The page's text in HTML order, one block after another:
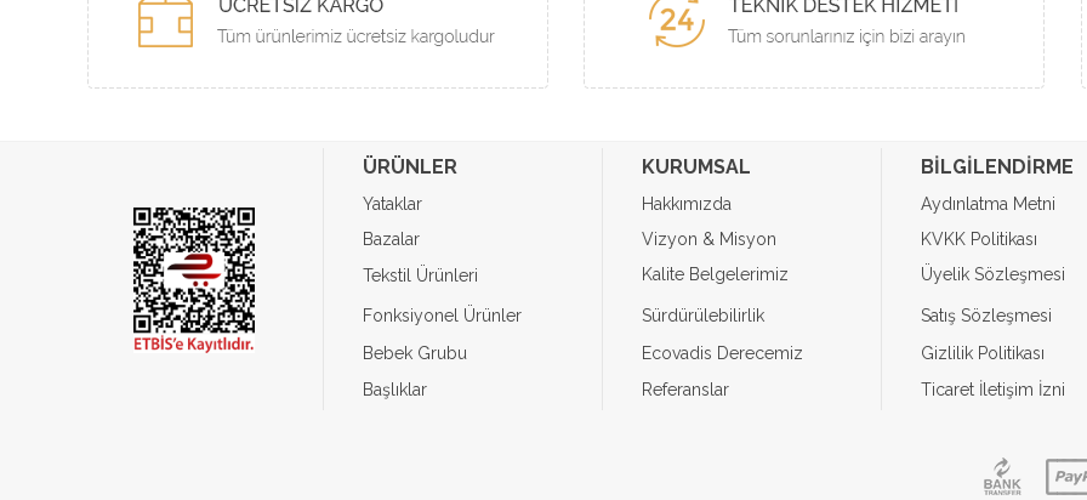
ÜRÜNLER KURUMSAL BİLGİLENDİRME
Yataklar Hakkımızda
Aydınlatma Metni
Bazalar
Vizyon & Misyon
KVKK Politikası
Tekstil Ürünleri
Kalite Belgelerimiz Üyelik Sözleşmesi
Fonksiyonel Ürünler Sürdürülebilirlik
Satış Sözleşmesi
Bebek Grubu
Ecovadis Derecemiz
Gizlilik Politikası
Başlıklar
Referanslar Ticaret İletişim İzni